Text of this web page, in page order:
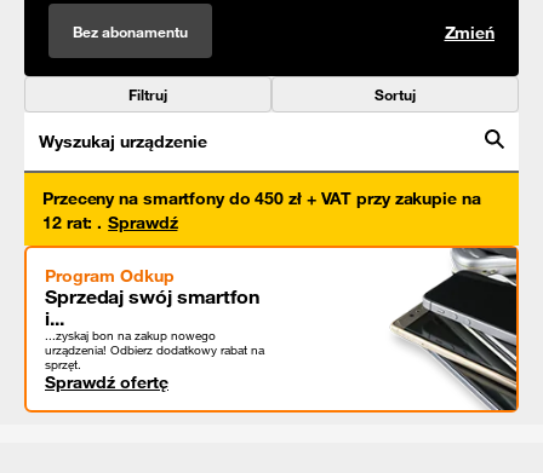
Bez abonamentu Zmień
Filtruj Sortuj
Wyszukaj urządzenie
Przeceny na smartfony do 450 zł + VAT przy zakupie na
12 rat: . Sprawdź
Program Odkup
Sprzedaj swój smartfon
i...
...zyskaj bon na zakup nowego
urządzenia! Odbierz dodatkowy rabat na
sprzęt.
Sprawdź ofertę